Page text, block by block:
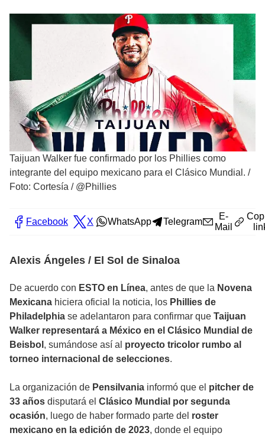
Taijuan Walker fue confirmado por los Phillies como
integrante del equipo mexicano para el Clásico Mundial. /
Foto: Cortesía / @Phillies
Facebook X WhatsApp Telegram
E-
Mail
Alexis Ángeles / El Sol de Sinaloa
De acuerdo con ESTO en Línea, antes de que la Novena
Mexicana hiciera oficial la noticia, los Phillies de
Philadelphia se adelantaron para confirmar que Taijuan
Walker representará a México en el Clásico Mundial de
Beisbol , sumándose así al proyecto tricolor rumbo al
torneo internacional de selecciones.
La organización de Pensilvania informó que el pitcher de
33 años disputará el Clásico Mundial por segunda
ocasión, luego de haber formado parte del roster
mexicano en la edición de 2023, donde el equipo